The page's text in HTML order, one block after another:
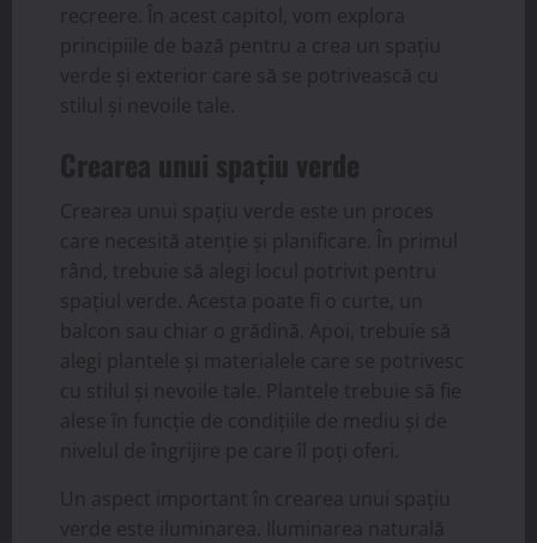
recreere. În acest capitol, vom explora
principiile de bază pentru a crea un spațiu
verde și exterior care să se potrivească cu
stilul și nevoile tale.
Crearea unui spațiu verde
Crearea unui spațiu verde este un proces
care necesită atenție și planificare. În primul
rând, trebuie să alegi locul potrivit pentru
spațiul verde. Acesta poate fi o curte, un
balcon sau chiar o grădină. Apoi, trebuie să
alegi plantele și materialele care se potrivesc
cu stilul și nevoile tale. Plantele trebuie să fie
alese în funcție de condițiile de mediu și de
nivelul de îngrijire pe care îl poți oferi.
Un aspect important în crearea unui spațiu
verde este iluminarea. Iluminarea naturală